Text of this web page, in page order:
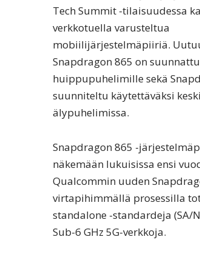
Tech Summit -tilaisuudessa
verkkotuella varusteltua
mobiilijärjestelmäpiiriä.
Snapdragon 865 on
huippupuhelimille sekä
suunniteltu käytettäväksi
älypuhelimissa.
Snapdragon 865 -
näkemään lukuisissa ensi
Qualcommin uuden
virtapihimmällä prosessilla
standalone -standardeja (SA/
Sub-6 GHz 5G-verkkoja.